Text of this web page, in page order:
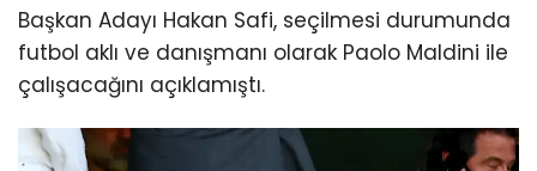
Başkan Adayı Hakan Safi, seçilmesi durumunda
futbol aklı ve danışmanı olarak Paolo Maldini ile
çalışacağını açıklamıştı.